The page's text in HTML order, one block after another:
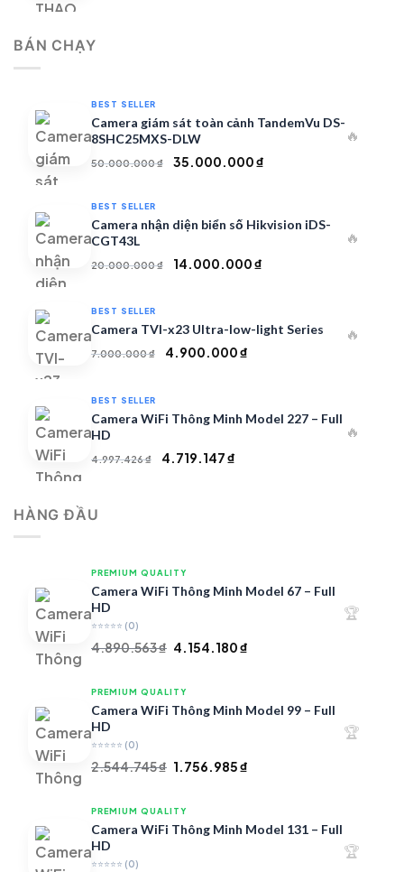
BÁN CHẠY
BEST SELLER
Camera giám sát toàn cảnh TandemVu DS-
8SHC25MXS-DLW
50.000.000₫
Giá
50.000.000 ₫.
35.000.000₫
là:
35.000.000 ₫.
🔥
BEST SELLER
Camera nhận diện biển số Hikvision iDS-
CGT43L
20.000.000₫
Giá
20.000.000 ₫.
14.000.000₫
là:
14.000.000 ₫.
🔥
BEST SELLER
Camera TVI-x23 Ultra-low-light Series
7.000.000₫
Giá
7.000.000 ₫.
4.900.000₫
là:
🔥
BEST SELLER
Camera WiFi Thông Minh Model 227 – Full
HD
4.997.426₫
Giá
4.719.147₫
🔥
HÀNG ĐẦU
PREMIUM QUALITY
Camera WiFi Thông Minh Model 67 – Full
HD
⭐⭐⭐⭐⭐ (0)
4.890.563₫ Giá
là:
4.890.563 ₫.
4.154.180₫
là:
🏆
PREMIUM QUALITY
Camera WiFi Thông Minh Model 99 – Full
HD
⭐⭐⭐⭐⭐ (0)
2.544.745₫ Giá
là:
2.544.745 ₫.
1.756.985₫
là:
🏆
PREMIUM QUALITY
Camera WiFi Thông Minh Model 131 – Full
HD
⭐⭐⭐⭐⭐ (0)
🏆